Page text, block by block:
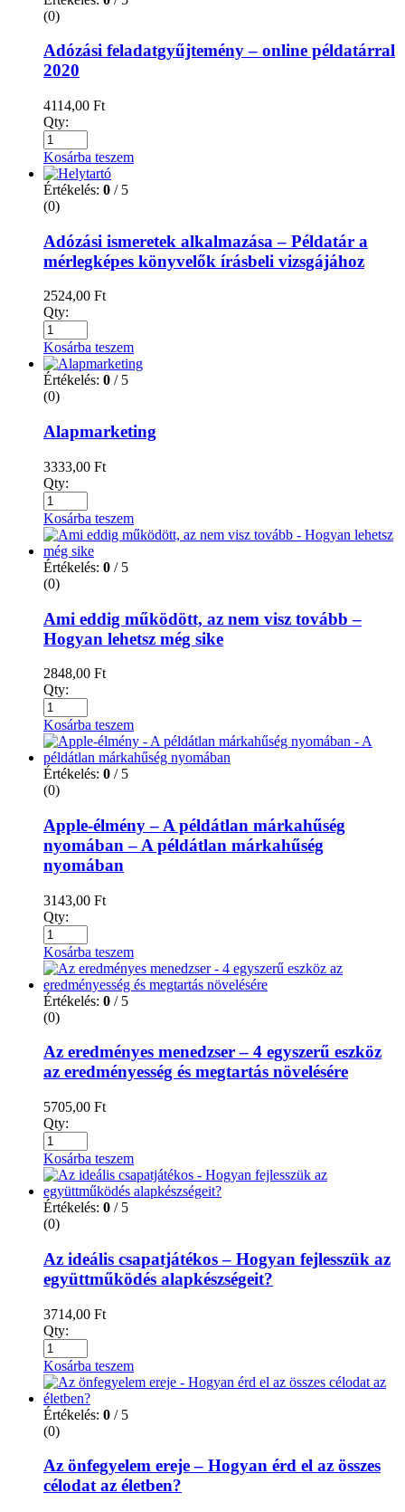
(0)
Adózási feladatgyűjtemény – online példatárral
2020
4114,00 Ft
Qty:
Kosárba teszem
Értékelés: 0 / 5
(0)
Adózási ismeretek alkalmazása – Példatár a
mérlegképes könyvelők írásbeli vizsgájához
2524,00 Ft
Qty:
Kosárba teszem
Értékelés: 0 / 5
(0)
Alapmarketing
3333,00 Ft
Qty:
Kosárba teszem
Értékelés: 0 / 5
(0)
Ami eddig működött, az nem visz tovább –
Hogyan lehetsz még sike
2848,00 Ft
Qty:
Kosárba teszem
Értékelés: 0 / 5
(0)
Apple-élmény – A példátlan márkahűség
nyomában – A példátlan márkahűség
nyomában
3143,00 Ft
Qty:
Kosárba teszem
Értékelés: 0 / 5
(0)
Az eredményes menedzser – 4 egyszerű eszköz
az eredményesség és megtartás növelésére
5705,00 Ft
Qty:
Kosárba teszem
Értékelés: 0 / 5
(0)
Az ideális csapatjátékos – Hogyan fejlesszük az
együttműködés alapkészségeit?
3714,00 Ft
Qty:
Kosárba teszem
Értékelés: 0 / 5
(0)
Az önfegyelem ereje – Hogyan érd el az összes
célodat az életben?